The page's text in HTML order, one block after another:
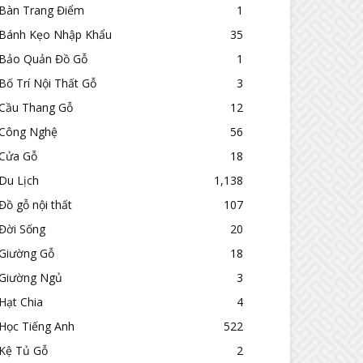
Trang Điểm
1
Kẹo Nhập Khẩu
35
Quản Đồ Gỗ
1
Trí Nội Thất Gỗ
3
Thang Gỗ
12
Nghệ
56
Gỗ
18
Lịch
1,138
gỗ nội thất
107
Sống
20
Gỗ
18
Ngủ
3
Chia
4
Tiếng Anh
522
Tủ Gỗ
2